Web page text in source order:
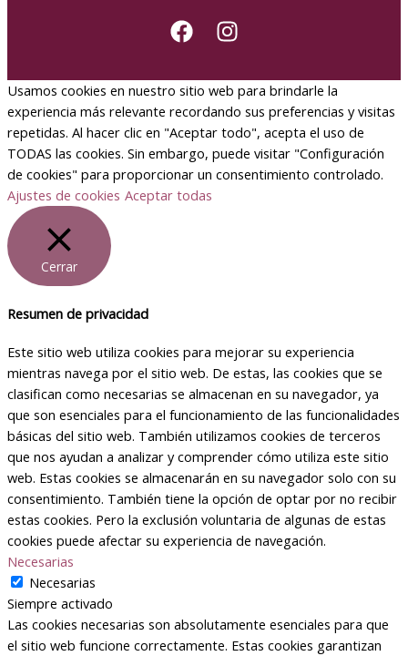
Usamos cookies en nuestro sitio web para brindarle la
experiencia más relevante recordando sus preferencias y visitas
repetidas. Al hacer clic en "Aceptar todo", acepta el uso de
TODAS las cookies. Sin embargo, puede visitar "Configuración
de cookies" para proporcionar un consentimiento controlado.
Ajustes de cookies Aceptar todas
Cerrar
Resumen de privacidad
Este sitio web utiliza cookies para mejorar su experiencia
mientras navega por el sitio web. De estas, las cookies que se
clasifican como necesarias se almacenan en su navegador, ya
que son esenciales para el funcionamiento de las funcionalidades
básicas del sitio web. También utilizamos cookies de terceros
que nos ayudan a analizar y comprender cómo utiliza este sitio
web. Estas cookies se almacenarán en su navegador solo con su
consentimiento. También tiene la opción de optar por no recibir
estas cookies. Pero la exclusión voluntaria de algunas de estas
cookies puede afectar su experiencia de navegación.
Necesarias
Necesarias
Siempre activado
Las cookies necesarias son absolutamente esenciales para que
el sitio web funcione correctamente. Estas cookies garantizan